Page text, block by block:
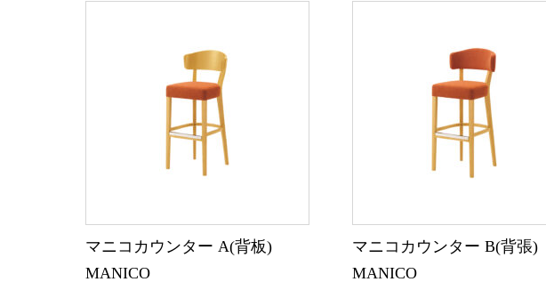
マニコカウンター A(背板)
MANICO
マニコカウンター B(背張)
MANICO